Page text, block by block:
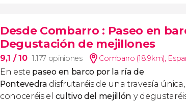
Desde Combarro : Paseo en
Degustación de mejillones
9,1 / 10 1.177 opiniones Combarro (18.9km),
En este paseo en barco por la ría de
Pontevedra disfrutaréis de una travesía única,
conoceréis el cultivo del mejillón y